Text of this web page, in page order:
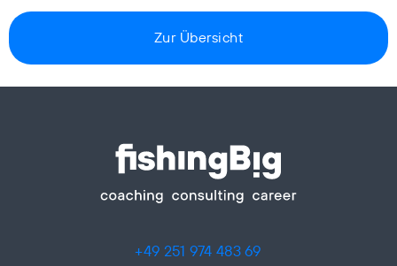
Zur Übersicht
+49 251 974 483 69